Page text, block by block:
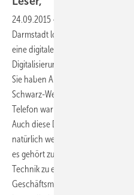
24.09.2015 -
Darmstadt los. Die Themen der
eine digitale Welt und zeigen
Digitalisierung im Handwerk. Das
Sie haben Angebote und
Schwarz-Weiß-Fernseher
Telefon war im Flur, man hat sich
Auch diese Dinge zählen zur
natürlich weiter und gebrauchen
es gehört zum Willen des
Technik zu etablieren. Mittlerweile
Geschäftsmodelle, digitale